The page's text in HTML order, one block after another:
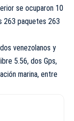
se ocuparon 10
263 paquetes 263
venezolanos y
5.56, dos Gps,
marina, entre